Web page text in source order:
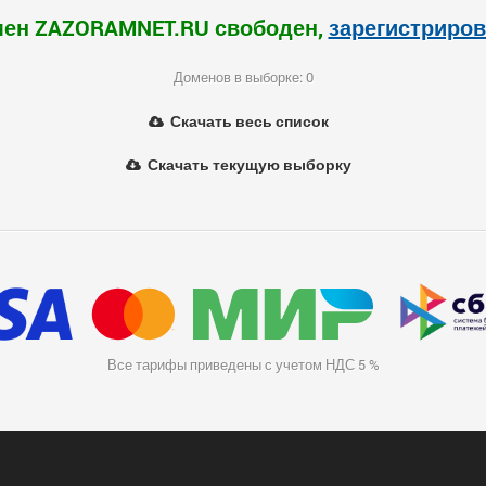
ZAZORAMNET.RU свободен,
Доменов в выборке: 0
Скачать весь список
Скачать текущую выборку
Все тарифы приведены с учетом НДС 5 %